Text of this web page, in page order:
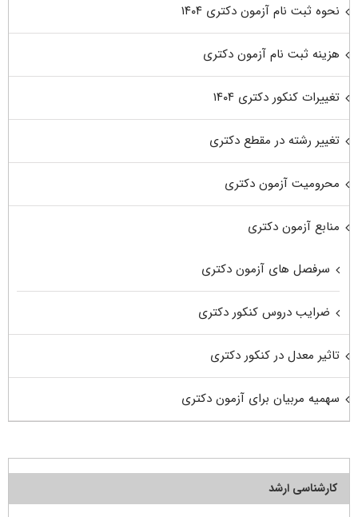
نحوه ثبت نام آزمون دکتری ۱۴۰۴
هزینه ثبت نام آزمون دکتری
تغییرات کنکور دکتری ۱۴۰۴
تغییر رشته در مقطع دکتری
محرومیت آزمون دکتری
منابع آزمون دکتری
سرفصل های آزمون دکتری
ضرایب دروس کنکور دکتری
تاثیر معدل در کنکور دکتری
سهمیه مربیان برای آزمون دکتری
کارشناسی ارشد